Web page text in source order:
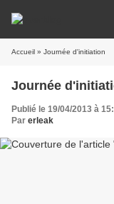
Accueil » Journée d'initiation
Journée
Publié le 19/04/2013 à
Par erleak